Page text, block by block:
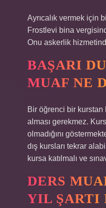
Ayrıcalık vermek için
Frostlevi bina
Onu askerlik
BAŞARI
MUAF NE
Bir öğrenci bir kurstan
alması gerekmez.
olmadığını
dış kursları tekrar
kursa katılmalı ve
DERS
YIL